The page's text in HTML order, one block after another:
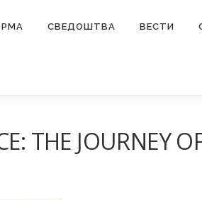
СВЕДОШТВА ВЕСТИ
THE JOURNEY